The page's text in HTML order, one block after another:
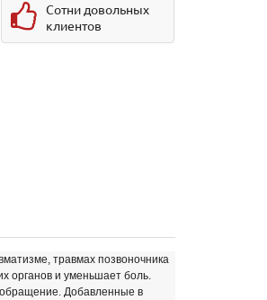
Сотни довольных
клиентов
травмах позвоночника
органов и уменьшает боль.
Добавленные в